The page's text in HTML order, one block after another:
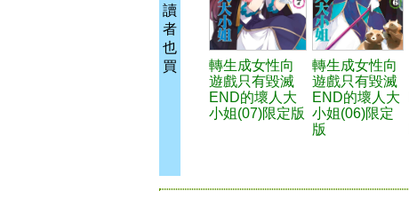
讀
者
也
買
轉生成女性向
遊戲只有毀滅
END的壞人大
小姐(07)限定版
轉生成女性向
遊戲只有毀滅
END的壞人大
小姐(06)限定
版